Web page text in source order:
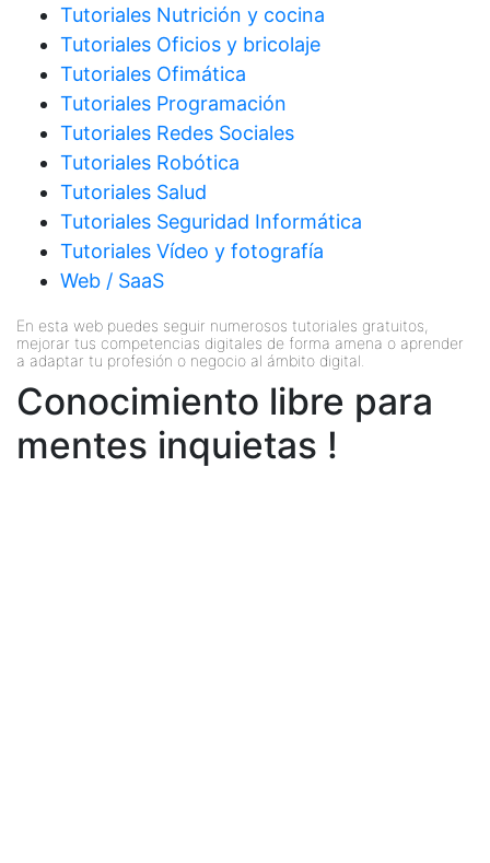
Tutoriales Nutrición y cocina
Tutoriales Oficios y bricolaje
Tutoriales Ofimática
Tutoriales Programación
Tutoriales Redes Sociales
Tutoriales Robótica
Tutoriales Salud
Tutoriales Seguridad Informática
Tutoriales Vídeo y fotografía
Web / SaaS
En esta web puedes seguir numerosos tutoriales gratuitos,
mejorar tus competencias digitales de forma amena o aprender
a adaptar tu profesión o negocio al ámbito digital.
Conocimiento libre para
mentes inquietas !